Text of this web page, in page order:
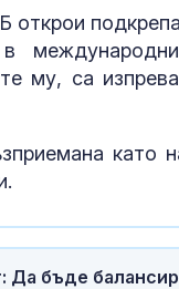
му, са
като
бъде